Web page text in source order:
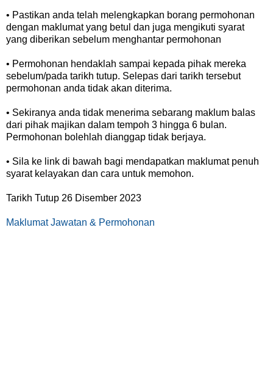
• Pastikan anda telah melengkapkan borang permohonan
dengan maklumat yang betul dan juga mengikuti syarat
yang diberikan sebelum menghantar permohonan
• Permohonan hendaklah sampai kepada pihak mereka
sebelum/pada tarikh tutup. Selepas dari tarikh tersebut
permohonan anda tidak akan diterima.
• Sekiranya anda tidak menerima sebarang maklum balas
dari pihak majikan dalam tempoh 3 hingga 6 bulan.
Permohonan bolehlah dianggap tidak berjaya.
• Sila ke link di bawah bagi mendapatkan maklumat penuh
syarat kelayakan dan cara untuk memohon.
Tarikh Tutup 26 Disember 2023
Maklumat Jawatan & Permohonan